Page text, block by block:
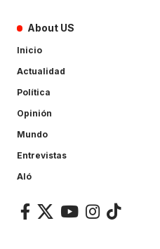
About US
Inicio
Actualidad
Política
Opinión
Mundo
Entrevistas
Aló